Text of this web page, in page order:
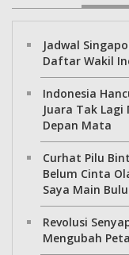
Jadwal
Daftar Wakil
Indonesia
Juara Tak
Depan Mata
Curhat Pilu
Belum Cinta
Saya Main
Revolusi
Mengubah